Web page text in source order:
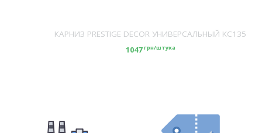
КАРНИЗ PRESTIGE DECOR УНИВЕРСАЛЬНЫЙ KC135
1047грн/штука